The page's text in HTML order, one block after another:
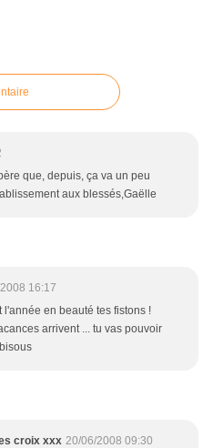
que, depuis, ça va un peu
aux blessés,Gaëlle
16:17
en beauté tes fistons !
arrivent ... tu vas pouvoir
croix xxx 20/06/2008 09:30